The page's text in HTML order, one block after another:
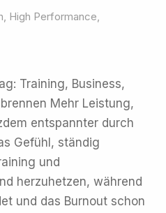
, High Performance,
Training, Business,
Mehr Leistung,
entspannter durch
Gefühl, ständig
und
herzuhetzen, während
und das Burnout schon